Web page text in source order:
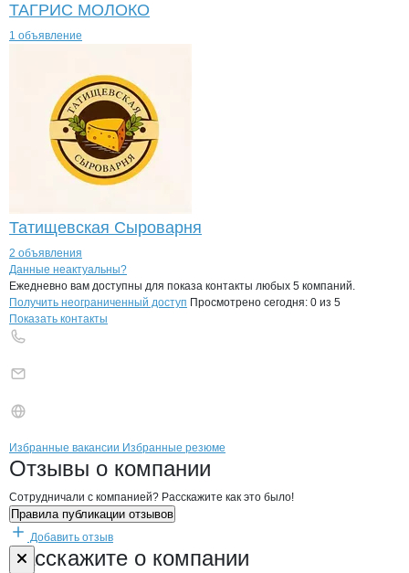
ТАГРИС МОЛОКО
1 объявление
Татищевская Сыроварня
2 объявления
Контактыкомпании
+7(800)000-00-..
Данные неактуальны?
Ежедневно вам доступны для показа контакты любых 5 компаний.
Получить неограниченный доступ Просмотрено сегодня: 0 из 5
Показать контакты
Брендыкомпани ОРС №3
Вакансии вОРС №3
Избранные вакансии Избранные резюме
Новости oОРС №3, ОАО
Отзывы о компании
Сотрудничали с компанией? Расскажите как это было!
Правила публикации отзывов
Добавить отзыв
Расскажите о компании
Форма обратной связи о неточностях